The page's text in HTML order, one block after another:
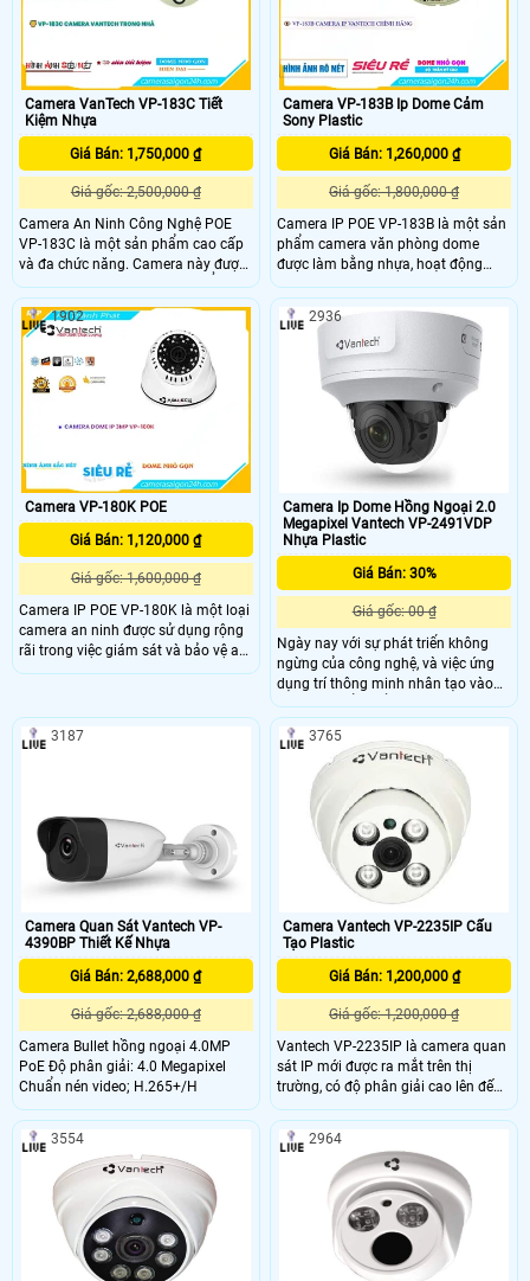
Camera VanTech VP-183C Tiết
Kiệm Nhựa
Giá Bán: 1,750,000 ₫
Giá gốc: 2,500,000 ₫
Camera An Ninh Công Nghệ POE
VP-183C là một sản phẩm cao cấp
và đa chức năng. Camera này được
tích hợp chức năng Thu hình Ổn
Định, giúp hình ảnh không bị rung
lắc. Khả năng Cân Bịng Ánh Sáng
(BLC) giúp cân bằng ánh sáng trong
các điều kiện khác nhau, đảm bảo
hình ảnh rõ nét
Camera VP-183B Ip Dome Cảm
Sony Plastic
Giá Bán: 1,260,000 ₫
Giá gốc: 1,800,000 ₫
Camera IP POE VP-183B là một sản
phẩm camera văn phòng dome
được làm bằng nhựa, hoạt động
thông qua kết nối mạng IP POE.
Camera này có độ phân giải lên đến
3.0 MP, mang đến hình ảnh sắc nét
và chi tiết, phù hợp để xem trên điện
thoại di động
Camera VP-180K POE
Giá Bán: 1,120,000 ₫
Giá gốc: 1,600,000 ₫
Camera IP POE VP-180K là một loại
camera an ninh được sử dụng rộng
rãi trong việc giám sát và bảo vệ an
ninh tại các khu vực như văn phòng,
hợp công nghệ Power over Ethernet
(POE), giúp cấp nguồn điện trực tiếp
1902
Camera Ip Dome Hồng Ngoại 2.0
Megapixel Vantech VP-2491VDP
Nhựa Plastic
Giá Bán: 30%
Giá gốc: 00 ₫
Ngày nay với sự phát triển không
ngừng của công nghệ, và việc ứng
dụng trí thông minh nhân tạo vào
các sản phẩm để phục vụ con
người, nâng cao cuộc sống là việc
ưu tiên. VANTECH luôn mong muốn
mang đến Quý khách những sản
phẩm, dịch vụ tiện lợi nhất, thông
minh với giá thành hợp lý.
2936
Camera Quan Sát Vantech VP-
4390BP Thiết Kế Nhựa
Giá Bán: 2,688,000 ₫
Giá gốc: 2,688,000 ₫
Camera Bullet hồng ngoại 4.0MP
PoE Độ phân giải: 4.0 Megapixel
Chuẩn nén video; H.265+/H
3187
Camera Vantech VP-2235IP Cấu
Tạo Plastic
Giá Bán: 1,200,000 ₫
Giá gốc: 1,200,000 ₫
Vantech VP-2235IP là camera quan
sát IP mới được ra mắt trên thị
trường, có độ phân giải cao lên đến
2.0 megapixel cho hình ảnh
HD1080P, chống ngược sáng tốt
nhất cho việc tái tạo hình ảnh tốt
3765
3554 2964